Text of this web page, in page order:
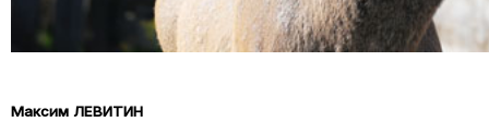
Максим ЛЕВИТИН